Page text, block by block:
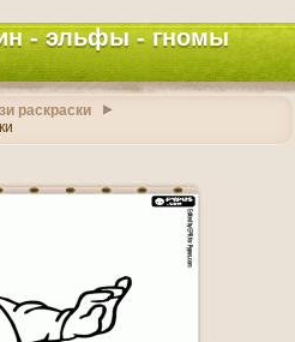
- эльфы - гномы
раскраски